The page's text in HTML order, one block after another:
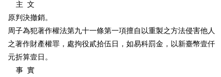
    主  文
原判決撤銷。
周子為犯著作權法第九十一條第一項擅自以重製之方法侵害他人
之著作財產權罪，處拘役貳拾伍日，如易科罰金，以新臺幣壹仟
元折算壹日。
    事  實